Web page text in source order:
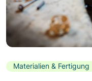
Materialien & Fertigung